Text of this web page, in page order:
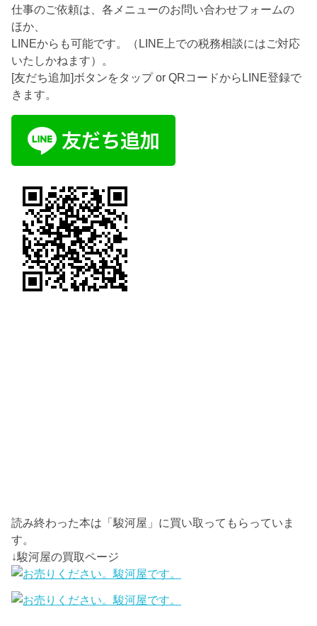
仕事のご依頼は、各メニューのお問い合わせフォームの
ほか、
LINEからも可能です。（LINE上での税務相談にはご対応
いたしかねます）。
[友だち追加]ボタンをタップ or QRコードからLINE登録で
きます。
読み終わった本は「駿河屋」に買い取ってもらっていま
す。
↓駿河屋の買取ページ